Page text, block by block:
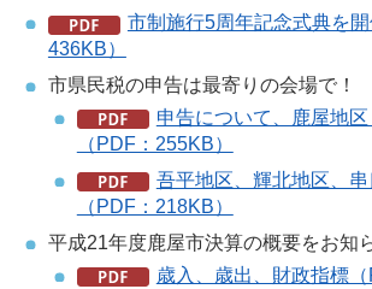
市制施行5周年記念式典を開
436KB）
市県民税の申告は最寄りの会場で！
申告について、鹿屋地
（PDF：255KB）
吾平地区、輝北地区、
（PDF：218KB）
平成21年度鹿屋市決算の概要をお知
歳入、歳出、財政指標（